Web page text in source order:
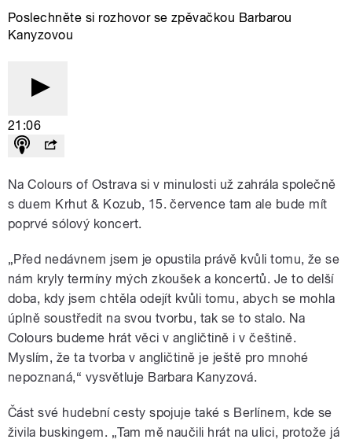
Poslechněte si rozhovor se zpěvačkou Barbarou
Kanyzovou
21:06
Na Colours of Ostrava si v minulosti už zahrála společně
s duem Krhut & Kozub, 15. července tam ale bude mít
poprvé sólový koncert.
„Před nedávnem jsem je opustila právě kvůli tomu, že se
nám kryly termíny mých zkoušek a koncertů. Je to delší
doba, kdy jsem chtěla odejít kvůli tomu, abych se mohla
úplně soustředit na svou tvorbu, tak se to stalo. Na
Colours budeme hrát věci v angličtině i v češtině.
Myslím, že ta tvorba v angličtině je ještě pro mnohé
nepoznaná,“ vysvětluje Barbara Kanyzová.
Část své hudební cesty spojuje také s Berlínem, kde se
živila buskingem. „Tam mě naučili hrát na ulici, protože já